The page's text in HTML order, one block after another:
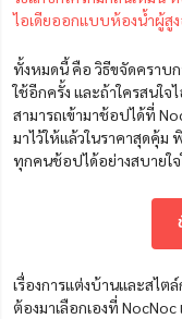
ไอเดียออกแบบห้องน้ำผู้สู
ทั้งหมดนี้ คือ วิธีขจัดคราบ
ใช้อีกครั้ง และถ้าใครสนใ
สามารถเข้ามาช้อปได้ที่
มาไว้ให้แล้วในราคาสุดคุ้ม
ทุกคนช้อปได้อย่างสบายใ
เรื่องการแต่งบ้านและสไต
ต้องมาเลือกเองที่